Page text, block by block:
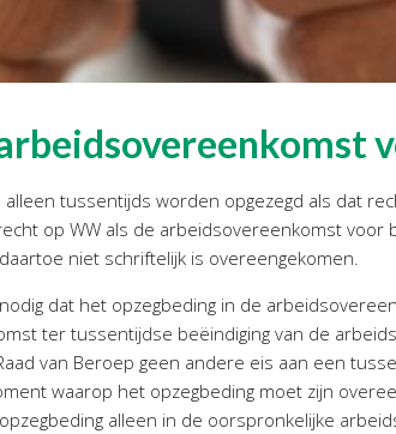
tussentijds worden opgezegd als dat
op WW als de arbeidsovereenkomst
niet schriftelijk is overeengekomen.
dat het opzegbeding in de
ter tussentijdse beëindiging van de
van Beroep geen andere eis aan een
waarop het opzegbeding moet zijn
alleen in de oorspronkelijke